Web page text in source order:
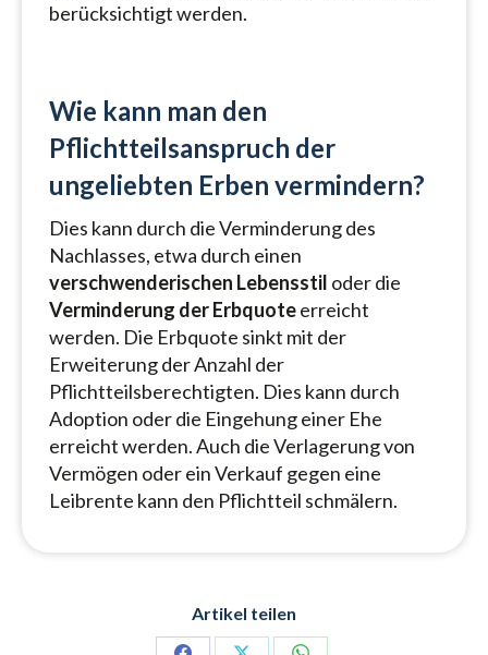
berücksichtigt werden.
Wie kann man den
Pflichtteilsanspruch der
ungeliebten Erben vermindern?
Dies kann durch die Verminderung des
Nachlasses, etwa durch einen
verschwenderischen Lebensstil oder die
Verminderung der Erbquoteerreicht
werden. Die Erbquote sinkt mit der
Erweiterung der Anzahl der
Pflichtteilsberechtigten. Dies kann durch
Adoption oder die Eingehung einer Ehe
erreicht werden. Auch die Verlagerung von
Vermögen oder ein Verkauf gegen eine
Leibrente kann den Pflichtteil schmälern.
Artikel teilen